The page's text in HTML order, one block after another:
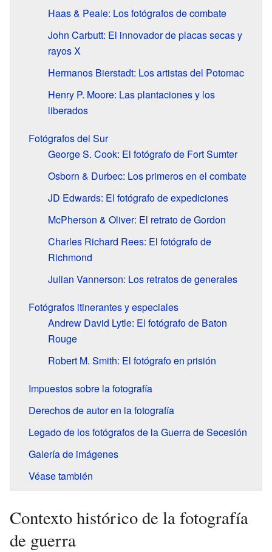
Haas & Peale: Los fotógrafos de combate
John Carbutt: El innovador de placas secas y
rayos X
Hermanos Bierstadt: Los artistas del Potomac
Henry P. Moore: Las plantaciones y los
liberados
Fotógrafos del Sur
George S. Cook: El fotógrafo de Fort Sumter
Osborn & Durbec: Los primeros en el combate
JD Edwards: El fotógrafo de expediciones
McPherson & Oliver: El retrato de Gordon
Charles Richard Rees: El fotógrafo de
Richmond
Julian Vannerson: Los retratos de generales
Fotógrafos itinerantes y especiales
Andrew David Lytle: El fotógrafo de Baton
Rouge
Robert M. Smith: El fotógrafo en prisión
Impuestos sobre la fotografía
Derechos de autor en la fotografía
Legado de los fotógrafos de la Guerra de Secesión
Galería de imágenes
Véase también
Contexto histórico de la fotografía
de guerra